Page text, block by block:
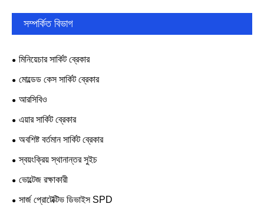
সম্পর্কিত বিভাগ
মিনিয়েচার সার্কিট ব্রেকার
মোল্ডেড কেস সার্কিট ব্রেকার
আরসিবিও
এয়ার সার্কিট ব্রেকার
অবশিষ্ট বর্তমান সার্কিট ব্রেকার
স্বয়ংক্রিয় স্থানান্তর সুইচ
ভোল্টেজ রক্ষাকারী
সার্জ প্রোটেক্টিভ ডিভাইস SPD